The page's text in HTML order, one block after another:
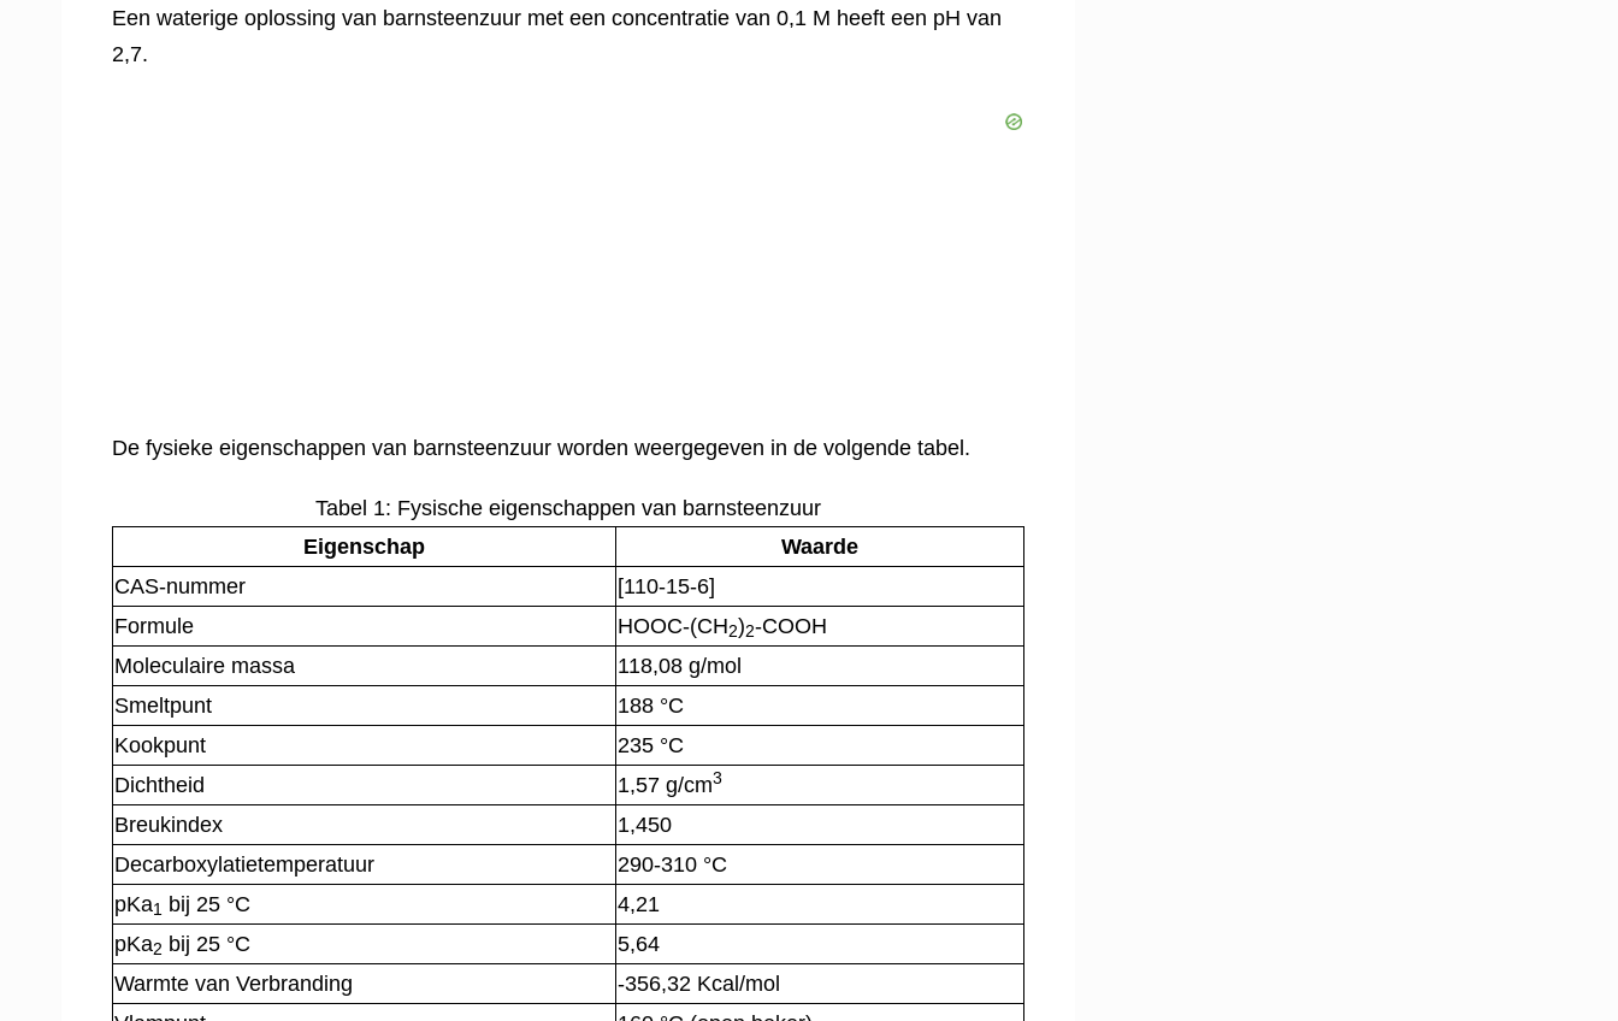
Een waterige oplossing van barnsteenzuur met een concentratie van 0,1 M heeft een pH van
2,7.
De fysieke eigenschappen van barnsteenzuur worden weergegeven in de volgende tabel.
Tabel 1: Fysische eigenschappen van barnsteenzuur
Eigenschap
Waarde
CAS-nummer
[110-15-6]
Formule
HOOC-(CH2)2-COOH
Moleculaire massa
118,08 g/mol
Smeltpunt
188 °C
Kookpunt
235 °C
Dichtheid
1,57 g/cm3
Breukindex
1,450
Decarboxylatietemperatuur
290-310 °C
pKa1 bij 25 °C
4,21
pKa2 bij 25 °C
5,64
Warmte van Verbranding
-356,32 Kcal/mol